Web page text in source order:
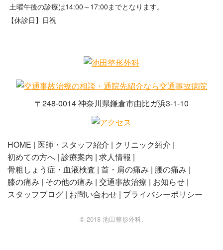
土曜午後の診療は14:00～17:00までとなります。
【休診日】日祝
〒248-0014 神奈川県鎌倉市由比ガ浜3-1-10
HOME 医師・スタッフ紹介
クリニック紹介
初めての方へ 診療案内 求人情報
骨粗しょう症・血液検査 首・肩の痛み
腰の痛み
膝の痛み
その他の痛み 交通事故治療
お知らせ
スタッフブログ お問い合わせ プライバシーポリシー
©️ 2018 池田整形外科.